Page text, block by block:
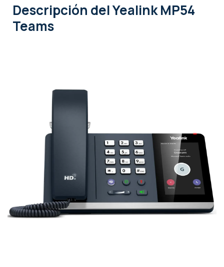
Descripción del Yealink MP54
Teams